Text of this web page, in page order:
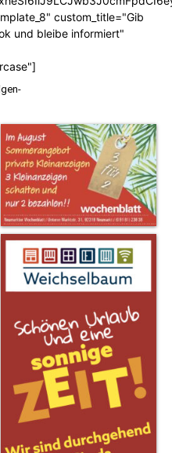
custom_title="Gib
und bleibe informiert"